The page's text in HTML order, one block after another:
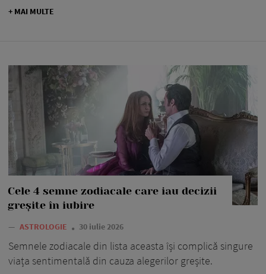
+ MAI MULTE
Cele 4 semne zodiacale care iau decizii
greșite în iubire
— ASTROLOGIE 30 iulie 2026
Semnele zodiacale din lista aceasta își complică singure
viața sentimentală din cauza alegerilor greșite.